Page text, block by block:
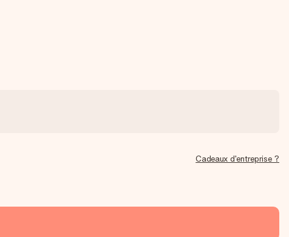
Cadeaux d'entreprise ?